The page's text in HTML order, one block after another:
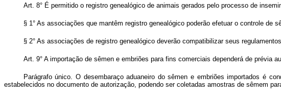
Art. 8° É permitido o registro genealógico de animais gerados pelo processo de
§ 1° As associações que mantêm registro genealógico poderão efetuar o controle de
§ 2° As associações de registro genealógico deverão compatibilizar seus
Art. 9° A importação de sêmen e embriões para fins comerciais dependerá de prévia
Parágrafo único. O desembaraço aduaneiro do sêmen e embriões importados é
estabelecidos no documento de autorização, podendo ser coletadas amostras de sêmem